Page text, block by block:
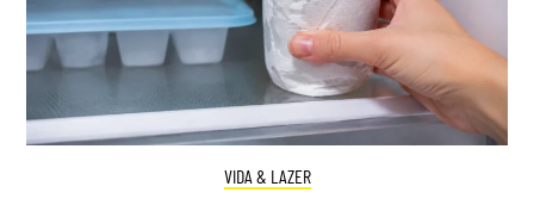
VIDA & LAZER